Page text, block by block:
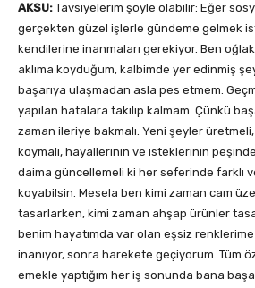
AKSU: Tavsiyelerim şöyle olabilir: Eğer
gerçekten güzel işlerle gündeme gelmek
kendilerine inanmaları gerekiyor. Ben oğlak
aklıma koyduğum, kalbimde yer edinmiş
başarıya ulaşmadan asla pes etmem.
yapılan hatalara takılıp kalmam. Çünkü
zaman ileriye bakmalı. Yeni şeyler üretmeli,
koymalı, hayallerinin ve isteklerinin
daima güncellemeli ki her seferinde farklı
koyabilsin. Mesela ben kimi zaman cam
tasarlarken, kimi zaman ahşap ürünler
benim hayatımda var olan eşsiz renklerime
inanıyor, sonra harekete geçiyorum. Tüm
emekle yaptığım her iş sonunda bana